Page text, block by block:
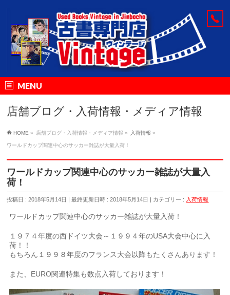
MENU
店舗ブログ・入荷情報・メディア情報
HOME » 店舗ブログ・入荷情報・メディア情報 » 入荷情報 »
ワールドカップ関連中心のサッカー雑誌が大量入荷！
ワールドカップ関連中心のサッカー雑誌が大量入
荷！
投稿日 : 2018年5月14日 最終更新日時 : 2018年5月14日 カテゴリー : 入荷情報
ワールドカップ関連中心のサッカー雑誌が大量入荷！
１９７４年度の西ドイツ大会～１９９４年のUSA大会中心に入
荷！！
もちろん１９９８年度のフランス大会以降もたくさんあります！
また、EURO関連特集も数点入荷しております！